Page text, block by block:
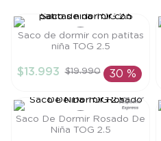
AÑADIR AL
CARRITO
Saco de dormir con patitas
niña TOG 2.5
$13.993 $19.990 30 %
Saco De Dormir Rosado De
Niña TOG 2.5
saco
10. poleron